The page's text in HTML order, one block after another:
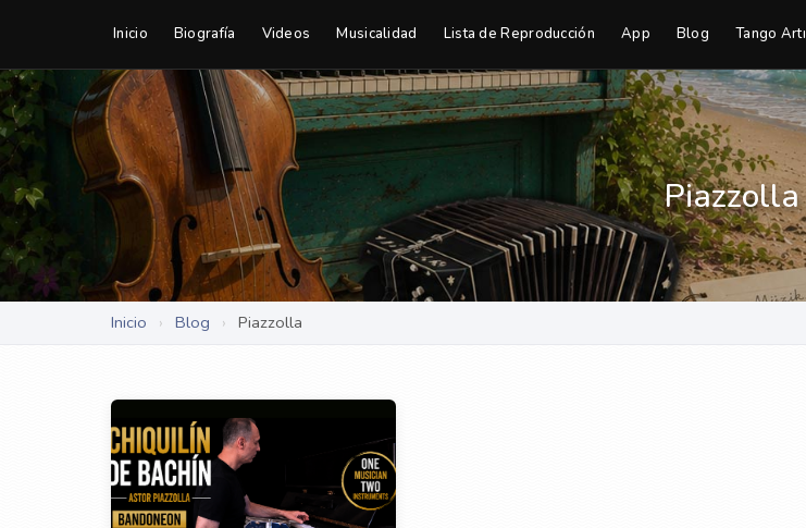
Inicio Biografía Videos Musicalidad Lista de Reproducción App Blog Tango Artı
Piazzolla
Inicio › Blog › Piazzolla